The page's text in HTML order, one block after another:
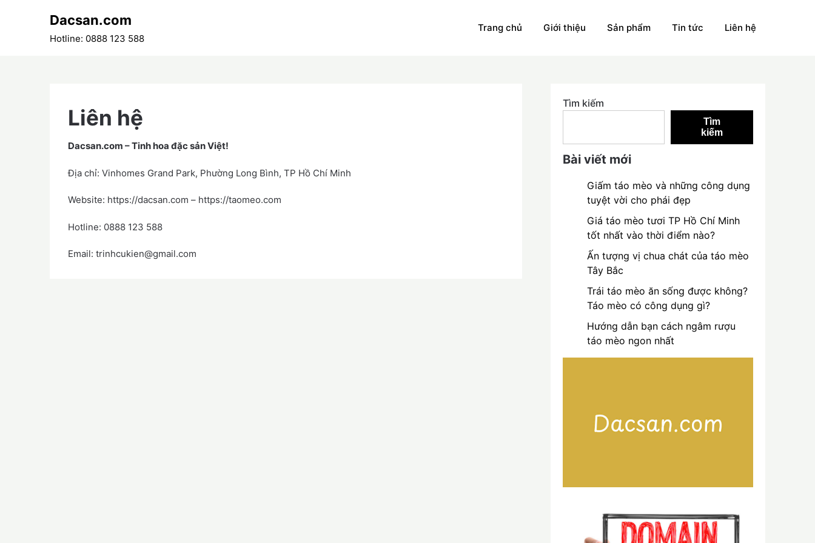
Dacsan.com
Hotline: 0888 123 588
Trang chủ Giới thiệu Sản phẩm Tin tức Liên hệ
Liên hệ
Dacsan.com – Tinh hoa đặc sản Việt!
Địa chỉ: Vinhomes Grand Park, Phường Long Bình, TP Hồ Chí Minh
Website: https://dacsan.com – https://taomeo.com
Hotline: 0888 123 588
Email: trinhcukien@gmail.com
Tìm kiếm
Tìm
kiếm
Bài viết mới
Giấm táo mèo và những công dụng
tuyệt vời cho phái đẹp
Giá táo mèo tươi TP Hồ Chí Minh
tốt nhất vào thời điểm nào?
Ấn tượng vị chua chát của táo mèo
Tây Bắc
Trái táo mèo ăn sống được không?
Táo mèo có công dụng gì?
Hướng dẫn bạn cách ngâm rượu
táo mèo ngon nhất